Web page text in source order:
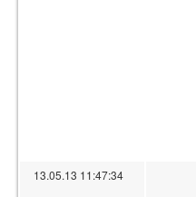
13.05.13 11:47:34